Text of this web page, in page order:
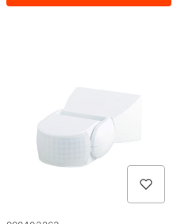
Kod produktu